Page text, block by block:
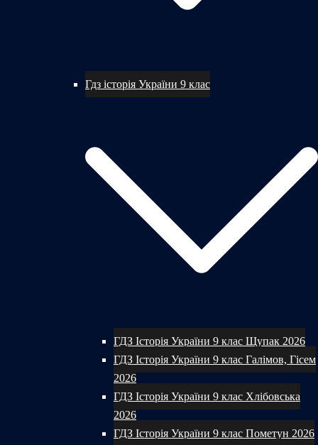
Гдз історія України 9 клас
ГДЗ Історія України 9 клас Щупак 2026
ГДЗ Історія України 9 клас Галімов, Гісем
2026
ГДЗ Історія України 9 клас Хлібовська
2026
ГДЗ Історія України 9 клас Пометун 2026